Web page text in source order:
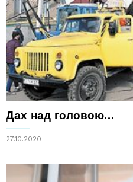
Дах над головою…
27.10.2020